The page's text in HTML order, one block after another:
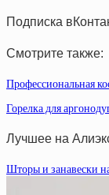
Подписка
Смотрите также:
Профессиональная
Горелка для
Лучшее на
Шторы и занавески